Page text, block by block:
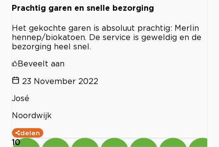
Prachtig garen en snelle bezorging
Het gekochte garen is absoluut prachtig: Merlin
hennep/biokatoen. De service is geweldig en de
bezorging heel snel.
Beveelt aan
23 November 2022
José
Noordwijk
delen
10